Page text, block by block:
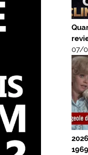
07/